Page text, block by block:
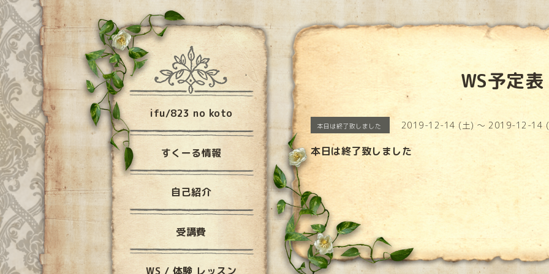
WS予定表
本日は終了致しました 2019-12-14 (土) ～ 2019-12-14
本日は終了致しました
ifu/823 no koto
すくーる情報
自己紹介
受講費
WS / 体験 レッスン